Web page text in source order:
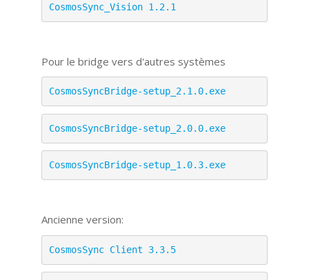
CosmosSync_Vision 1.2.1
Pour le bridge vers d'autres systèmes
CosmosSyncBridge-setup_2.1.0.exe
CosmosSyncBridge-setup_2.0.0.exe
CosmosSyncBridge-setup_1.0.3.exe
Ancienne version:
CosmosSync Client 3.3.5